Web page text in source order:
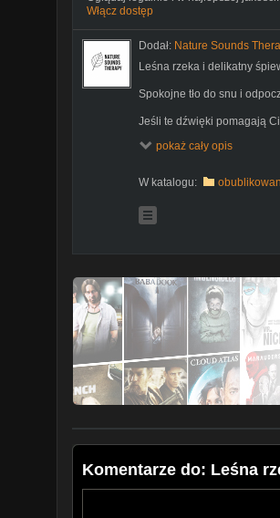
Włącz dostęp
Dodał: Nature Sounds
Leśna rzeka i delikatny
Spokojne tło do snu i
Jeśli te dźwięki pomagają
pokaż cały opis
W katalogu:
Komentarze do: Leśna